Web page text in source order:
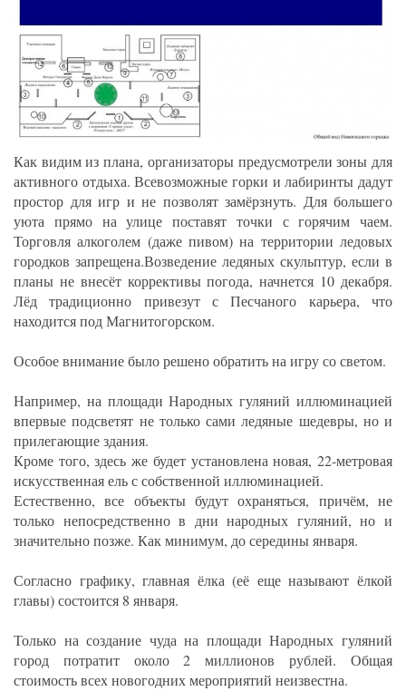
Как видим из плана, организаторы предусмотрели зоны для
активного отдыха. Всевозможные горки и лабиринты дадут
простор для игр и не позволят замёрзнуть. Для большего
уюта прямо на улице поставят точки с горячим чаем.
Торговля алкоголем (даже пивом) на территории ледовых
городков запрещена.Возведение ледяных скульптур, если в
планы не внесёт коррективы погода, начнется 10 декабря.
Лёд традиционно привезут с Песчаного карьера, что
находится под Магнитогорском.
Особое внимание было решено обратить на игру со светом.
Например, на площади Народных гуляний иллюминацией
впервые подсветят не только сами ледяные шедевры, но и
прилегающие здания.
Кроме того, здесь же будет установлена новая, 22-метровая
искусственная ель с собственной иллюминацией.
Естественно, все объекты будут охраняться, причём, не
только непосредственно в дни народных гуляний, но и
значительно позже. Как минимум, до середины января.
Согласно графику, главная ёлка (её еще называют ёлкой
главы) состоится 8 января.
Только на создание чуда на площади Народных гуляний
город потратит около 2 миллионов рублей. Общая
стоимость всех новогодних мероприятий неизвестна.